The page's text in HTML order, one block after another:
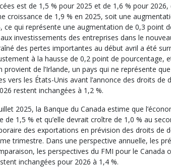
est de 1,5 % pour 2025 et de 1,6 % pour
croissance de 1,9 % en 2025, soit une
ce qui représente une augmentation de 0,3
investissements des entreprises dans le
des pertes importantes au début avril a été
à la hausse de 0,2 point de
de l’Irlande, un pays qui ne représente
les États-Unis avant l’annonce des droits
restent inchangées à 1,2 %.
2025, la Banque du Canada estime que
1,5 % et qu’elle devrait croître de 1,0 % au
des exportations en prévision des droits de
trimestre. Dans une perspective annuelle, les
les perspectives du FMI pour le
inchangées pour 2026 à 1,4 %.